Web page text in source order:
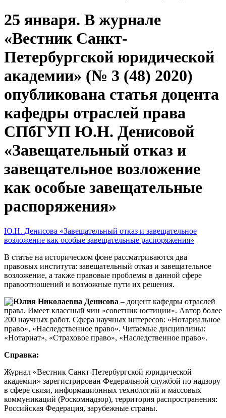
25 января. В журнале
«Вестник Санкт-
Петербургской юридической
академии» (№ 3 (48) 2020)
опубликована статья доцента
кафедры отраслей права
СПбГУП Ю.Н. Денисовой
«Завещательный отказ и
завещательное возложение
как особые завещательные
распоряжения»
Ю.Н. Денисова «Завещательный отказ и завещательное
возложение как особые завещательные распоряжения»
В статье на историческом фоне рассматриваются два
правовых института: завещательный отказ и завещательное
возложение, а также правовые проблемы в данной сфере
правоотношений и возможные пути их решения.
Юлия Николаевна Денисова – доцент кафедры отраслей
права. Имеет классный чин «советник юстиции». Автор более
200 научных работ. Сфера научных интересов: «Нотариальное
право», «Наследственное право». Читаемые дисциплины:
«Нотариат», «Страховое право», «Наследственное право».
Справка:
Журнал «Вестник Санкт-Петербургской юридической
академии» зарегистрирован Федеральной службой по надзору
в сфере связи, информационных технологий и массовых
коммуникаций (Роскомнадзор), территория распространения:
Российская Федерация, зарубежные страны.